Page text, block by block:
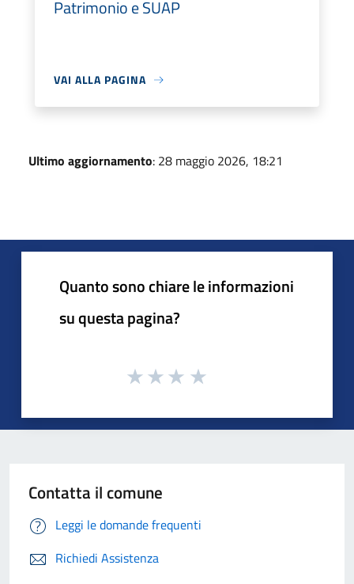
Patrimonio e SUAP
VAI ALLA PAGINA
Ultimo aggiornamento: 28 maggio 2026, 18:21
Quanto sono chiare le informazioni
su questa pagina?
Contatta il comune
Leggi le domande frequenti
Richiedi Assistenza